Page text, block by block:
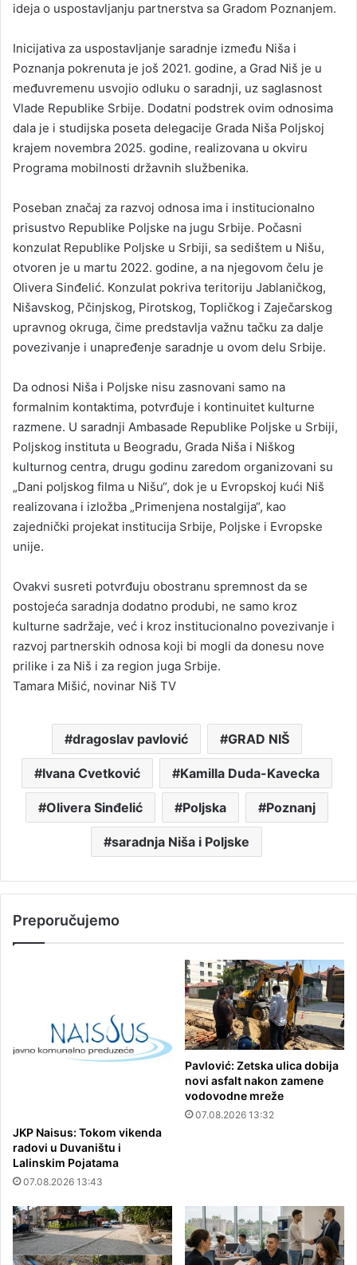
ideja o uspostavljanju partnerstva sa Gradom Poznanjem.
Inicijativa za uspostavljanje saradnje između Niša i
Poznanja pokrenuta je još 2021. godine, a Grad Niš je u
međuvremenu usvojio odluku o saradnji, uz saglasnost
Vlade Republike Srbije. Dodatni podstrek ovim odnosima
dala je i studijska poseta delegacije Grada Niša Poljskoj
krajem novembra 2025. godine, realizovana u okviru
Programa mobilnosti državnih službenika.
Poseban značaj za razvoj odnosa ima i institucionalno
prisustvo Republike Poljske na jugu Srbije. Počasni
konzulat Republike Poljske u Srbiji, sa sedištem u Nišu,
otvoren je u martu 2022. godine, a na njegovom čelu je
Olivera Sinđelić. Konzulat pokriva teritoriju Jablaničkog,
Nišavskog, Pčinjskog, Pirotskog, Topličkog i Zaječarskog
upravnog okruga, čime predstavlja važnu tačku za dalje
povezivanje i unapređenje saradnje u ovom delu Srbije.
Da odnosi Niša i Poljske nisu zasnovani samo na
formalnim kontaktima, potvrđuje i kontinuitet kulturne
razmene. U saradnji Ambasade Republike Poljske u Srbiji,
Poljskog instituta u Beogradu, Grada Niša i Niškog
kulturnog centra, drugu godinu zaredom organizovani su
„Dani poljskog filma u Nišu“, dok je u Evropskoj kući Niš
realizovana i izložba „Primenjena nostalgija“, kao
zajednički projekat institucija Srbije, Poljske i Evropske
unije.
Ovakvi susreti potvrđuju obostranu spremnost da se
postojeća saradnja dodatno produbi, ne samo kroz
kulturne sadržaje, već i kroz institucionalno povezivanje i
razvoj partnerskih odnosa koji bi mogli da donesu nove
prilike i za Niš i za region juga Srbije.
Tamara Mišić, novinar Niš TV
dragoslav pavlović GRAD NIŠ
Ivana Cvetković Kamilla Duda-Kavecka
Olivera Sinđelić Poljska Poznanj
saradnja Niša i Poljske
Preporučujemo
JKP Naisus: Tokom vikenda
radovi u Duvaništu i
Lalinskim Pojatama
07.08.2026 13:43
Pavlović: Zetska ulica dobija
novi asfalt nakon zamene
vodovodne mreže
07.08.2026 13:32